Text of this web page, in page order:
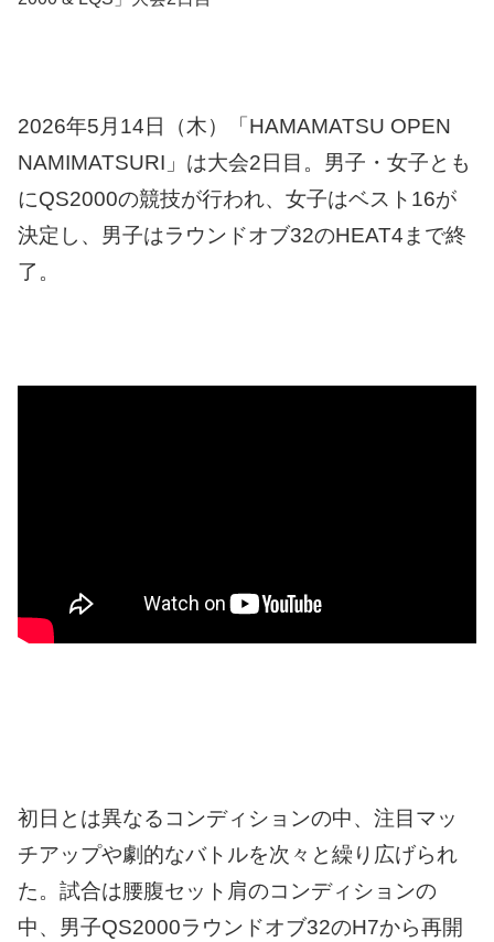
2026年5月14日（木）
「HAMAMATSU OPEN
NAMIMATSURI」は大会2日目。男子・女子とも
にQS2000の競技が行われ、女子はベスト16が
決定し、男子はラウンドオブ32のHEAT4まで終
了。
初日とは異なるコンディションの中、注目マッ
チアップや劇的なバトルを次々と繰り広げられ
た。試合は腰腹セット肩のコンディションの
中、男子QS2000ラウンドオブ32のH7から再開